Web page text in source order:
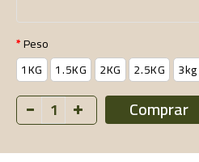
Peso
1KG
1.5KG 2KG 2.5KG 3kg
Comprar